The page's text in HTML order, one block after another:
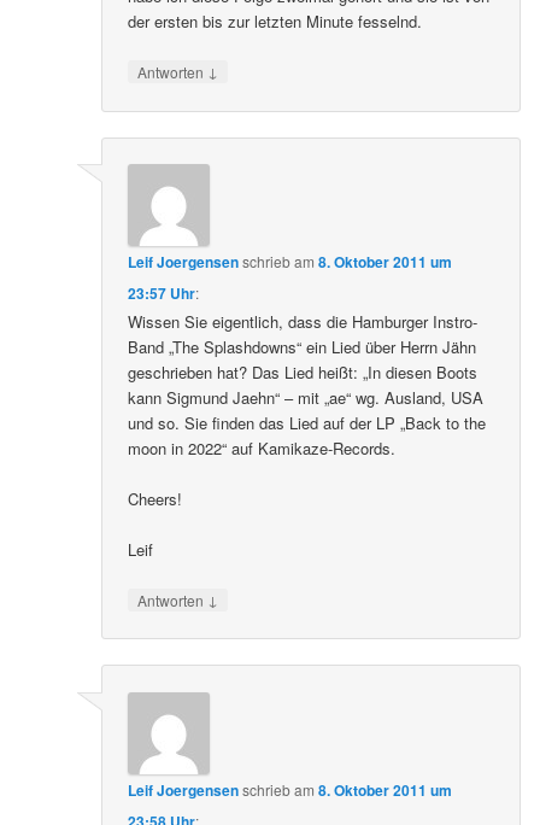
der ersten bis zur letzten Minute fesselnd.
Antworten ↓
Leif Joergensenschriebam8. Oktober 2011 um
23:57 Uhr:
Wissen Sie eigentlich, dass die Hamburger Instro-
Band „The Splashdowns“ ein Lied über Herrn Jähn
geschrieben hat? Das Lied heißt: „In diesen Boots
kann Sigmund Jaehn“ – mit „ae“ wg. Ausland, USA
und so. Sie finden das Lied auf der LP „Back to the
moon in 2022“ auf Kamikaze-Records.
Cheers!
Leif
Antworten ↓
Leif Joergensenschriebam8. Oktober 2011 um
: